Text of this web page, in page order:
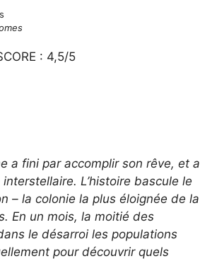
a fini par accomplir son rêve, et a
L’histoire bascule le
– la colonie la plus éloignée de la
En un mois, la moitié des
le désarroi les populations
pour découvrir quels